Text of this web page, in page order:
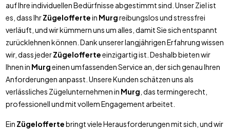
auf Ihre individuellen Bedürfnisse abgestimmt sind. Unser Ziel ist
es, dass IhrZügeloffertein Murgreibungslos und stressfrei
verläuft, und wir kümmern uns um alles, damit Sie sich entspannt
zurücklehnen können. Dank unserer langjährigen Erfahrung wissen
wir, dass jederZügelofferteeinzigartig ist. Deshalb bieten wir
Ihnen in Murgeinen umfassenden Service an, der sich genau Ihren
Anforderungen anpasst. Unsere Kunden schätzen uns als
verlässliches Zügelunternehmen in Murg , das termingerecht,
professionell und mit vollem Engagement arbeitet.
Ein Zügeloffertebringt viele Herausforderungen mit sich, und wir